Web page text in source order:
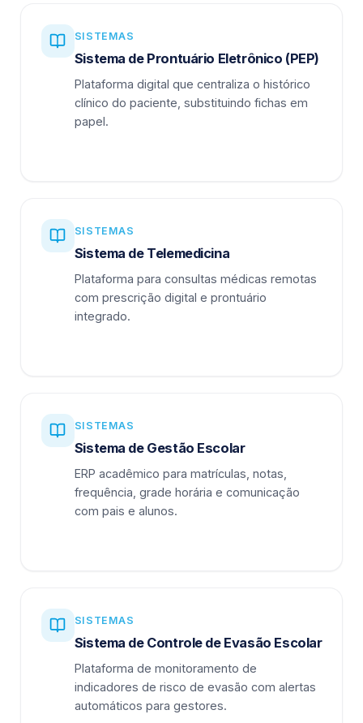
SISTEMAS
Sistema de Prontuário Eletrônico (PEP)
Plataforma digital que centraliza o histórico
clínico do paciente, substituindo fichas em
papel.
SISTEMAS
Sistema de Telemedicina
Plataforma para consultas médicas remotas
com prescrição digital e prontuário
integrado.
SISTEMAS
Sistema de Gestão Escolar
ERP acadêmico para matrículas, notas,
frequência, grade horária e comunicação
com pais e alunos.
SISTEMAS
Sistema de Controle de Evasão Escolar
Plataforma de monitoramento de
indicadores de risco de evasão com alertas
automáticos para gestores.